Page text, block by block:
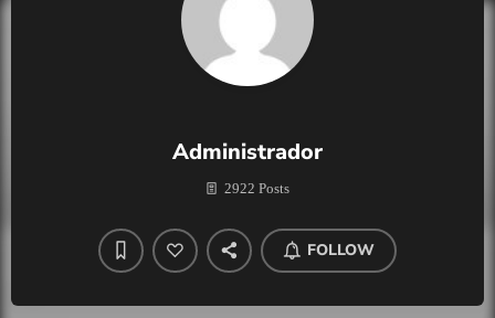
Administrador
2922 Posts
FOLLOW